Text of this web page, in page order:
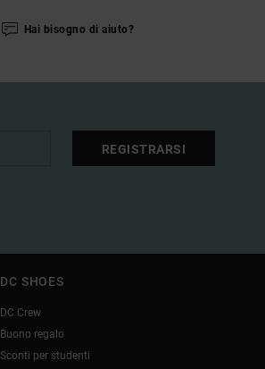
Hai bisogno di aiuto?
REGISTRARSI
DC SHOES
DC Crew
Buono regalo
Sconti per studenti